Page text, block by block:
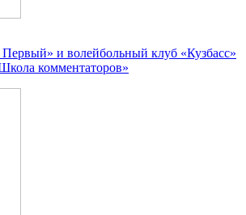
Первый» и волейбольный клуб «Кузбасс»
комментаторов»